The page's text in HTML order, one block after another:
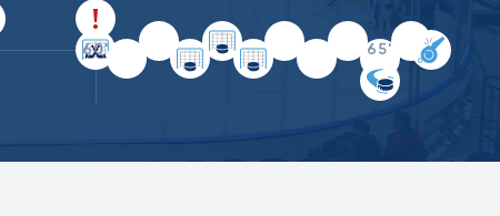
60' 65'